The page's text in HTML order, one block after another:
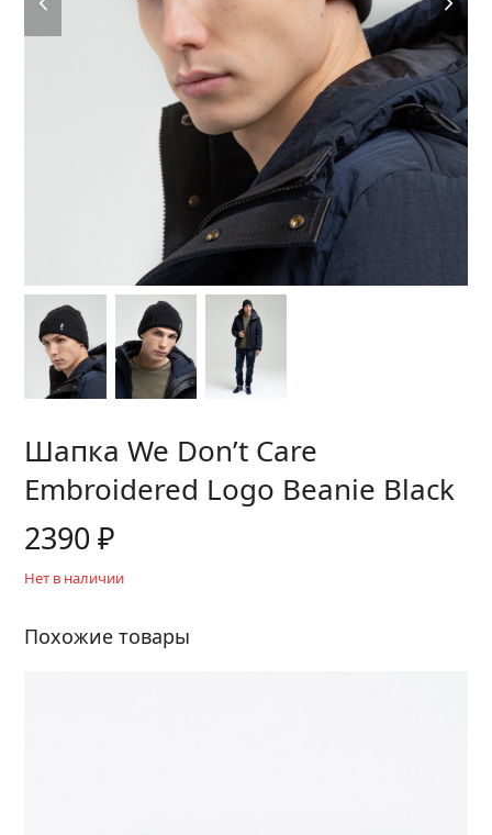
slide
slide
Шапка We Don’t Care
Embroidered Logo Beanie Black
2390₽
Нет в наличии
Похожие товары